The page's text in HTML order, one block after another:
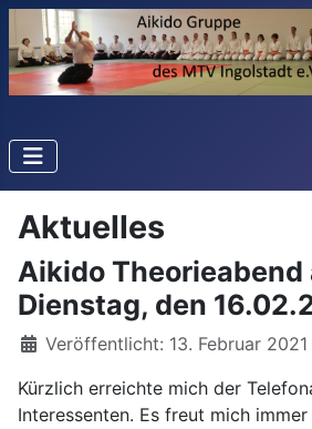
Aktuelles
Aikido Theorieabend
Dienstag, den
Details
Veröffentlicht: 13. Februar 2021
Kürzlich erreichte mich der
Interessenten. Es freut mich